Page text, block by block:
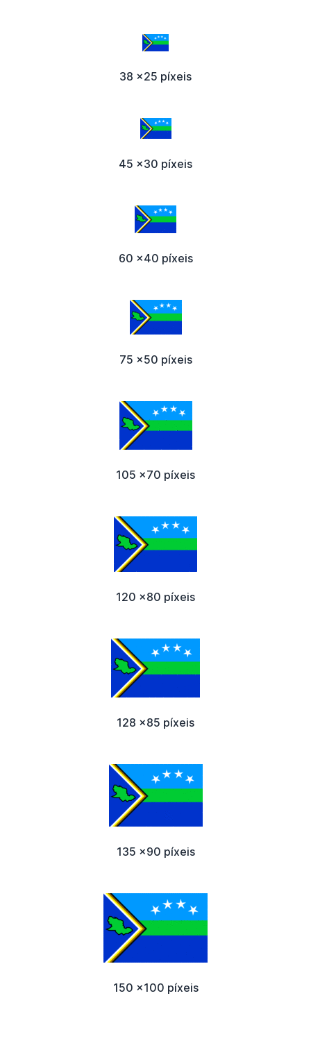
38 x25 píxeis
45 x30 píxeis
60 x40 píxeis
75 x50 píxeis
105 x70 píxeis
120 x80 píxeis
128 x85 píxeis
135 x90 píxeis
150 x100 píxeis